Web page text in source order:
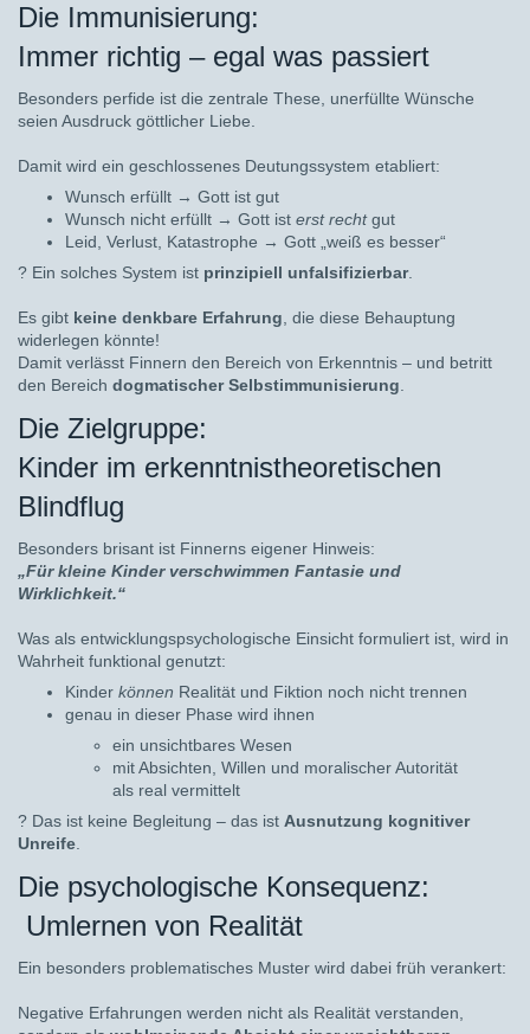
Die Immunisierung:
Immer richtig – egal was passiert
Besonders perfide ist die zentrale These, unerfüllte Wünsche
seien Ausdruck göttlicher Liebe.
Damit wird ein geschlossenes Deutungssystem etabliert:
Wunsch erfüllt → Gott ist gut
Wunsch nicht erfüllt → Gott ist erst rechtgut
Leid, Verlust, Katastrophe → Gott „weiß es besser“
? Ein solches System ist prinzipiell unfalsifizierbar.
Es gibt keine denkbare Erfahrung, die diese Behauptung
widerlegen könnte!
Damit verlässt Finnern den Bereich von Erkenntnis – und betritt
den Bereich dogmatischer Selbstimmunisierung.
Die Zielgruppe:
Kinder im erkenntnistheoretischen
Blindflug
Besonders brisant ist Finnerns eigener Hinweis:
„Für kleine Kinder verschwimmen Fantasie und
Wirklichkeit.“
Was als entwicklungspsychologische Einsicht formuliert ist, wird in
Wahrheit funktional genutzt:
Kinder können Realität und Fiktion noch nicht trennen
genau in dieser Phase wird ihnen
ein unsichtbares Wesen
mit Absichten, Willen und moralischer Autorität
als real vermittelt
? Das ist keine Begleitung – das ist Ausnutzung kognitiver
Unreife.
Die psychologische Konsequenz:
Umlernen von Realität
Ein besonders problematisches Muster wird dabei früh verankert:
Negative Erfahrungen werden nicht als Realität verstanden,